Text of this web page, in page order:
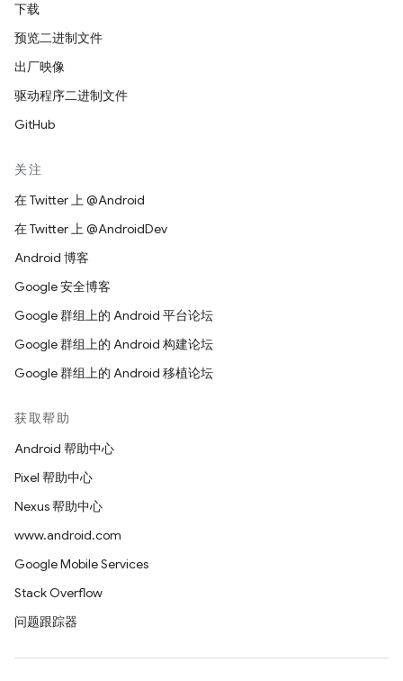
下载
预览二进制文件
出厂映像
驱动程序二进制文件
GitHub
关注
在 Twitter 上 @Android
在 Twitter 上 @AndroidDev
Android 博客
Google 安全博客
Google 群组上的 Android 平台论坛
Google 群组上的 Android 构建论坛
Google 群组上的 Android 移植论坛
获取帮助
Android 帮助中心
Pixel 帮助中心
Nexus 帮助中心
www.android.com
Google Mobile Services
Stack Overflow
问题跟踪器